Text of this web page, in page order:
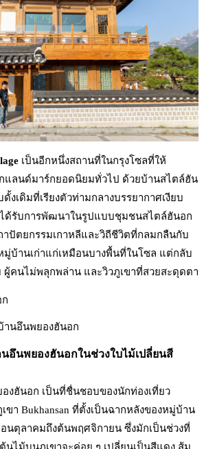
เป็นอีกหนึ่งสถานที่ในกรุงโซลที่ให้
แลนด์มาร์กยอดนิยมทั่วไป ด้วยบ้านสไตล์ฮัน
งเดิมที่เรียงตัวท่ามกลางบรรยากาศเงียบ
ด้รับการพัฒนาในรูปแบบชุมชนสไตล์ฮันอก
าปัตยกรรมเกาหลีและวิถีชีวิตที่กลมกลืนกับ
บ้านเก่าแก่เหมือนบางพื้นที่ในโซล แต่กลับ
ผู้คนไม่พลุกพล่าน และวิวภูเขาที่สวยสะดุดตา
อึนพยองฮันอกในช่วงใบไม้เปลี่ยนสี
งฮันอก เป็นที่ชื่นชอบของนักท่องเที่ยว
ขา Bukhansan ที่ตั้งเป็นฉากหลังของหมู่บ้าน
อนตุลาคมถึงต้นพฤศจิกายน ซึ่งมักเป็นช่วงที่
นไม้บนภูเขาจะค่อย ๆ เปลี่ยนเป็นสีแดง ส้ม